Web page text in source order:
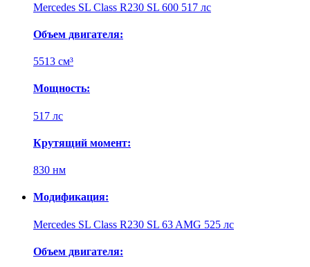
Mercedes SL Class R230 SL 600 517 лс
Объем двигателя:
5513 см³
Мощность:
517 лс
Крутящий момент:
830 нм
Модификация:
Mercedes SL Class R230 SL 63 AMG 525 лс
Объем двигателя: